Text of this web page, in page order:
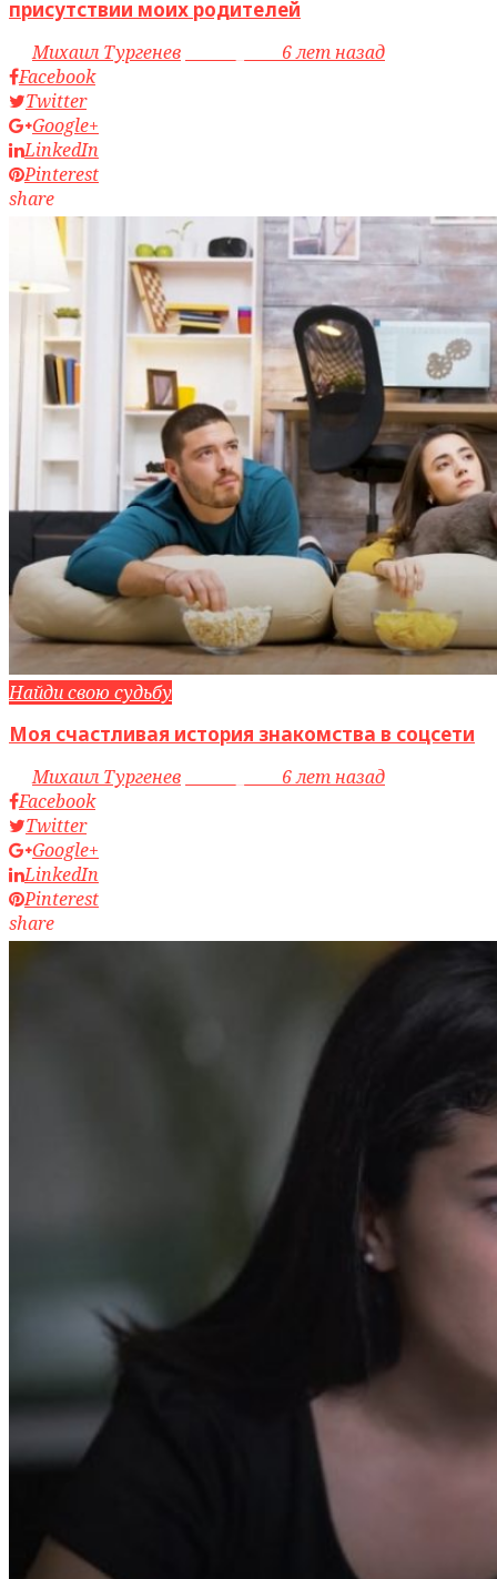
присутствии моих родителей
byМихаил Тургенев
6 лет назад
Facebook
Twitter
Google+
LinkedIn
Pinterest
share
Найди свою судьбу
Моя счастливая история знакомства в соцсети
byМихаил Тургенев
6 лет назад
Facebook
Twitter
Google+
LinkedIn
Pinterest
share